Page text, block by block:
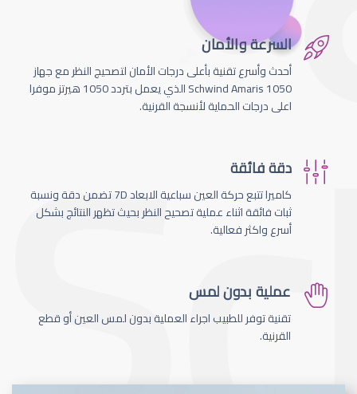
السرعة والأمان
أحدث وأسرع تقنية بأعلى درجات الأمان لتصحيج النظر مع جهاز
Schwind Amaris 1050 الذي يعمل بتردد 1050 هيرتز موفرا
اعلى درجات الحماية لأنسجة القرنية.
دقة فائقة
كاميرا تتبع حركة العين سباعية الابعاد 7D تضمن دقة ونسبة
ثبات فائقة اثناء عملية تصحيح النظر بحيث تظهر النتائج بشكل
أسرع واكثر فعالية.
عملية بدون لمس
تقنية توفر للطبيب اجراء العملية بدون لمس العين أو قطع
القرنية.